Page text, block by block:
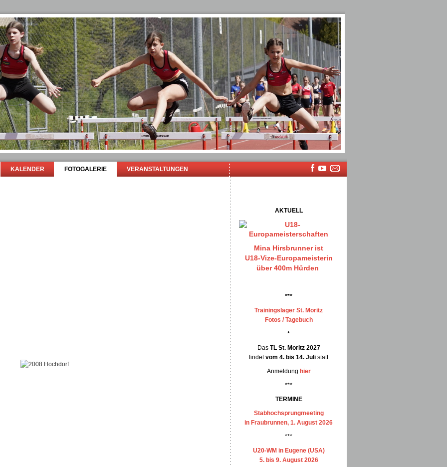
KALENDER FOTOGALERIE VERANSTALTUNGEN
AKTUELL
Mina Hirsbrunner ist
U18-Vize-Europameisterin
über 400m Hürden
***
Trainingslager St. Moritz
Fotos / Tagebuch
*
Das TL St. Moritz 2027
findetvom 4. bis 14. Juli statt
Anmeldung hier
***
TERMINE
Stabhochsprungmeeting
in Fraubrunnen, 1. August 2026
***
U20-WM in Eugene (USA)
5. bis 9. August 2026